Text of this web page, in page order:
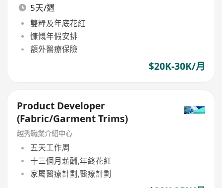
5天/週
雙糧及年底花紅
慷慨年假安排
額外醫療保險
$20K-30K/月
Product Developer
(Fabric/Garment Trims)
越秀職業介紹中心
五天工作周
十三個月薪酬,年終花紅
家屬醫療計劃,醫療計劃